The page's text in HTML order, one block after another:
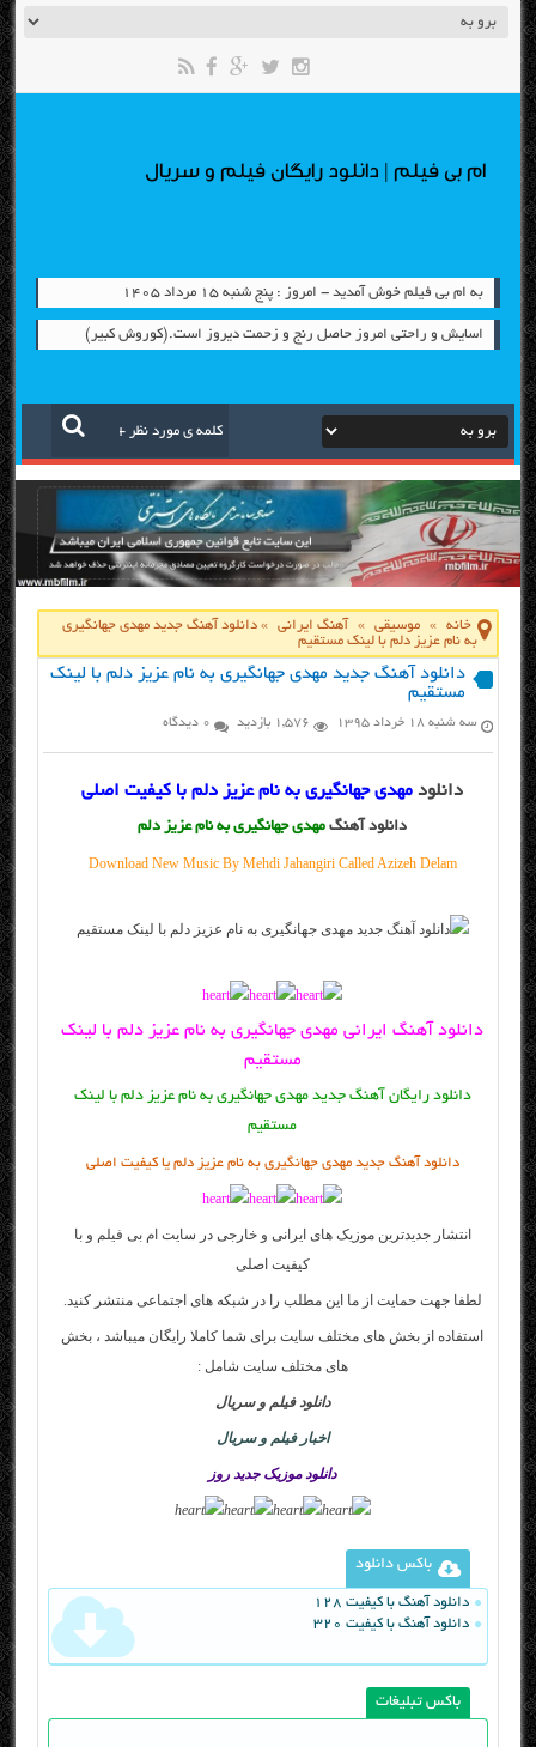
ام بی فیلم | دانلود رایگان فیلم و سریال
به ام بی فیلم خوش آمدید - امروز : پنج شنبه ۱۵ مرداد ۱۴۰۵
اسایش و راحتی امروز حاصل رنج و زحمت دیروز است.(کوروش کبیر)
خانه » موسیقی » آهنگ ایرانی »دانلود آهنگ جدید مهدی جهانگیری
به نام عزیز دلم با لینک مستقیم
دانلود آهنگ جدید مهدی جهانگیری به نام عزیز دلم با لینک
مستقیم
سه شنبه ۱۸ خرداد ۱۳۹۵ 1,576 بازدید 0 دیدگاه
دانلودمهدی جهانگیری به نام عزیز دلم با کیفیت اصلی
دانلود آهنگمهدی جهانگیری به نام عزیز دلم
Download New Music By Mehdi Jahangiri Called Azizeh Delam
دانلود آهنگ ایرانی مهدی جهانگیری به نام عزیز دلم با لینک
مستقیم
دانلود رایگان آهنگ جدید مهدی جهانگیری به نام عزیز دلم با لینک
مستقیم
دانلود آهنگ جدید مهدی جهانگیری به نام عزیز دلم یا کیفیت اصلی
انتشار جدیدترین موزیک های ایرانی و خارجی در سایت ام بی فیلم و با
کیفیت اصلی
لطفا جهت حمایت از ما این مطلب را در شبکه های اجتماعی منتشر کنید.
استفاده از بخش های مختلف سایت برای شما کاملا رایگان میباشد ، بخش
های مختلف سایت شامل :
دانلود فیلم و سریال
اخبار فیلم و سریال
دانلود موزیک جدید روز
باکس دانلود
دانلود آهنگ با کیفیت 128
دانلود آهنگ با کیفیت 320
باکس تبلیغات